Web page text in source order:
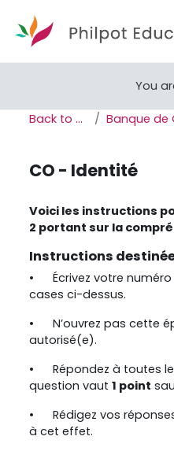
You
Back to home
CO - Identité
Voici les instructions
2 portant sur la
Instructions
•Écrivez votre
cases ci-dessus.
•N’ouvrez pas cette
autorisé(e).
•Répondez à toutes
question vaut1 point
•Rédigez vos
à cet effet.